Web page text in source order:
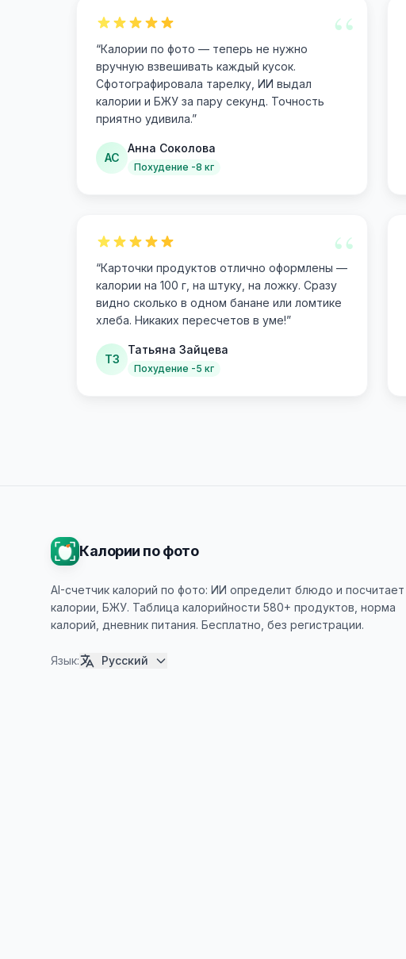
“
“Калории по фото — теперь не нужно
вручную взвешивать каждый кусок.
Сфотографировала тарелку, ИИ выдал
калории и БЖУ за пару секунд. Точность
приятно удивила.”
АС
Анна Соколова
Похудение -8 кг
“
“Карточки продуктов отлично оформлены —
калории на 100 г, на штуку, на ложку. Сразу
видно сколько в одном банане или ломтике
хлеба. Никаких пересчетов в уме!”
ТЗ
Татьяна Зайцева
Похудение -5 кг
Калории по фото
AI-счетчик калорий по фото: ИИ определит блюдо и посчитает
калории, БЖУ. Таблица калорийности 580+ продуктов, норма
калорий, дневник питания. Бесплатно, без регистрации.
Язык: Русский